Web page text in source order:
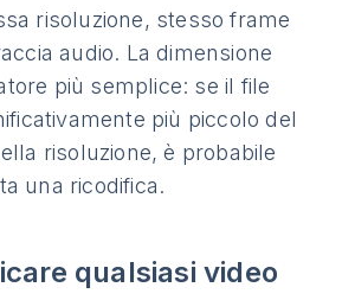
risoluzione, stesso frame
audio. La dimensione
più semplice: se il file
più piccolo del
risoluzione, è probabile
una ricodifica.
qualsiasi video